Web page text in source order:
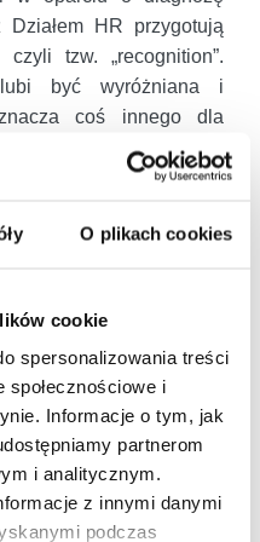
O plikach cookies
cookie
spersonalizowania treści
społecznościowe i
Informacje o tym, jak
partnerom
i analitycznym.
z innymi danymi
podczas
HR przygotują
tzw. „recognition”.
lubi być wyróżniana i
coś innego dla
otrzymać dodatkowe
być rozpoznawalni
oferowanie
uznania
z HR przygotują
(wywiad wyjściowy),
zapobiegającym
Na podstawie
odchodzącymi z pracy